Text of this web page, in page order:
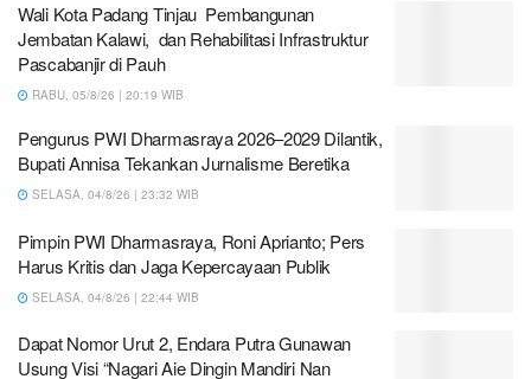
Wali Kota Padang Tinjau Pembangunan
Jembatan Kalawi, dan Rehabilitasi Infrastruktur
Pascabanjir di Pauh
RABU, 05/8/26 | 20:19 WIB
Pengurus PWI Dharmasraya 2026–2029 Dilantik,
Bupati Annisa Tekankan Jurnalisme Beretika
SELASA, 04/8/26 | 23:32 WIB
Pimpin PWI Dharmasraya, Roni Aprianto; Pers
Harus Kritis dan Jaga Kepercayaan Publik
SELASA, 04/8/26 | 22:44 WIB
Dapat Nomor Urut 2, Endara Putra Gunawan
Usung Visi “Nagari Aie Dingin Mandiri Nan